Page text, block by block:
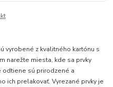
vyrobené z kvalitného kartónu s
narežte miesta, kde sa prvky
odtiene sú prirodzené a
ich prelakovať. Vyrezané prvky je